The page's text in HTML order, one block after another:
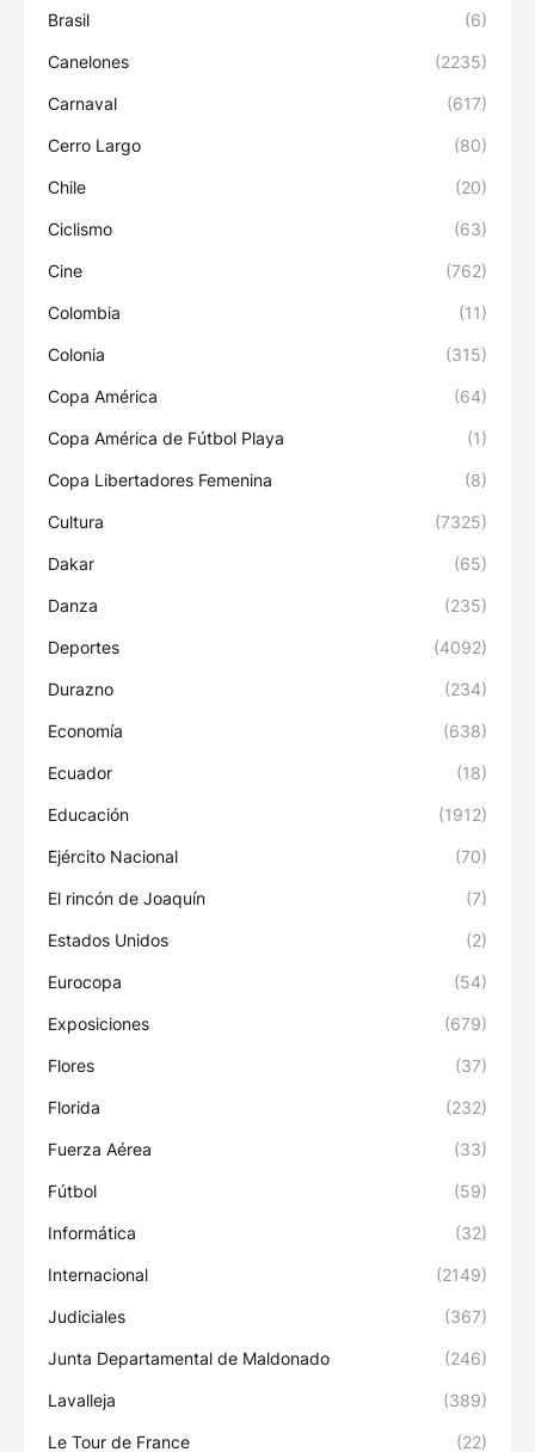
Brasil (6)
Canelones (2235)
Carnaval (617)
Cerro Largo (80)
Chile (20)
Ciclismo (63)
Cine (762)
Colombia (11)
Colonia (315)
Copa América (64)
Copa América de Fútbol Playa (1)
Copa Libertadores Femenina (8)
Cultura (7325)
Dakar (65)
Danza (235)
Deportes (4092)
Durazno (234)
Economía (638)
Ecuador (18)
Educación (1912)
Ejército Nacional (70)
El rincón de Joaquín (7)
Estados Unidos (2)
Eurocopa (54)
Exposiciones (679)
Flores (37)
Florida (232)
Fuerza Aérea (33)
Fútbol (59)
Informática (32)
Internacional (2149)
Judiciales (367)
Junta Departamental de Maldonado (246)
Lavalleja (389)
Le Tour de France (22)